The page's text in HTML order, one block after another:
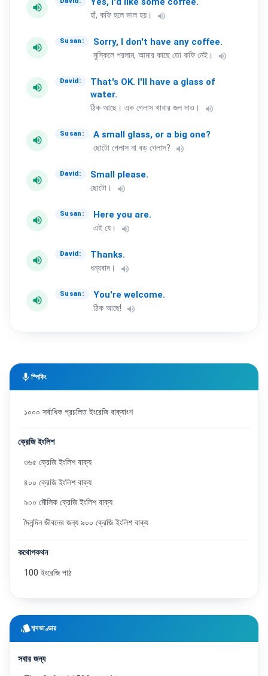
volume_up
হাঁ, কফি হলে ভাল হয়। volume_up
volume_up
Susan: Sorry, don't have any coffee.
মুস্কিলে পরলাম, আমার কাছে তো কফি নেই। volume_up
volume_up
David: That's OK. I'll have a glass of
water.
ঠিক আছে। এক গেলাস খাবার জল দাও। volume_up
volume_up
Susan: A small glass, or a big one?
ছোটো গেলাস না বড় গেলাস? volume_up
volume_up
David: Small please.
ছোটো। volume_up
volume_up
Susan: Here you are.
এই যে। volume_up
volume_up
David: Thanks.
ধন্যবাদ। volume_up
volume_up
Susan: You're welcome.
ঠিক আছে! volume_up
mic স্পিকিং
১০০০ সর্বাধিক প্রচলিত ইংরেজি বাক্যাংশ
ক্রেজি ইংলিশ
৩৬৫ ক্রেজি ইংলিশ বাক্য
৪০০ ক্রেজি ইংলিশ বাক্য
৯০০ মৌলিক ক্রেজি ইংলিশ বাক্য
দৈনন্দিন জীবনের জন্য ৯০০ ক্রেজি ইংলিশ বাক্য
কথোপকথন
100 ইংরেজি পাঠ
styleশব্দভাণ্ডার
সবার জন্য